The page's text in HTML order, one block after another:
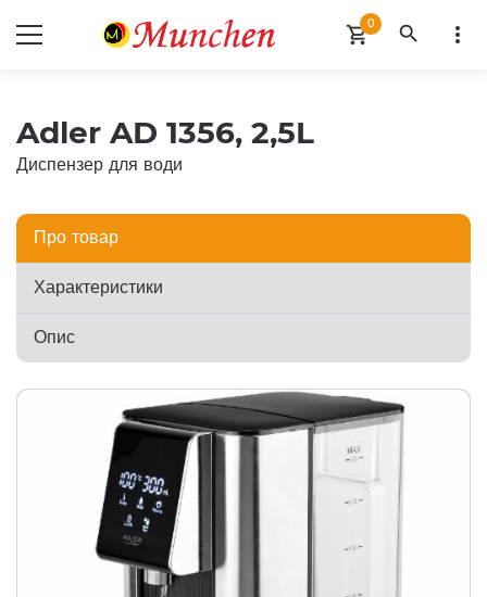
shopping_cart0 search more_vert
Adler AD 1356, 2,5L
Диспензер для води
Про товар
Характеристики
Опис